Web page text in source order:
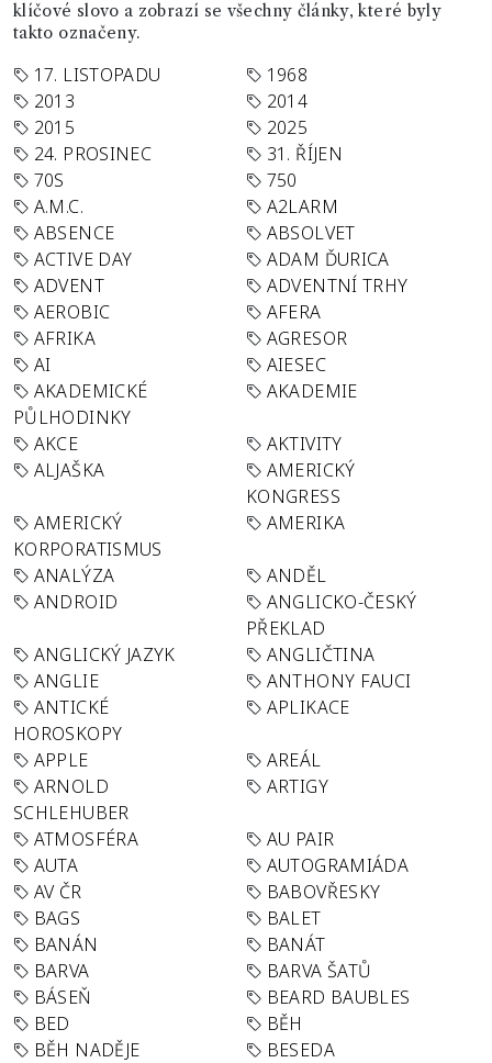
klíčové slovo a zobrazí se všechny články, které byly
takto označeny.
17. LISTOPADU
1968
2013
2014
2015
2025
24. PROSINEC
31. ŘÍJEN
70S
750
A.M.C.
A2LARM
ABSENCE
ABSOLVET
ACTIVE DAY
ADAM ĎURICA
ADVENT
ADVENTNÍ TRHY
AEROBIC
AFERA
AFRIKA
AGRESOR
AI
AIESEC
AKADEMICKÉ
PŮLHODINKY
AKADEMIE
AKCE
AKTIVITY
ALJAŠKA
AMERICKÝ
KONGRESS
AMERICKÝ
KORPORATISMUS
AMERIKA
ANALÝZA
ANDĚL
ANDROID
ANGLICKO-ČESKÝ
PŘEKLAD
ANGLICKÝ JAZYK
ANGLIČTINA
ANGLIE
ANTHONY FAUCI
ANTICKÉ
HOROSKOPY
APLIKACE
APPLE
AREÁL
ARNOLD
SCHLEHUBER
ARTIGY
ATMOSFÉRA
AU PAIR
AUTA
AUTOGRAMIÁDA
AV ČR
BABOVŘESKY
BAGS
BALET
BANÁN
BANÁT
BARVA
BARVA ŠATŮ
BÁSEŇ
BEARD BAUBLES
BED
BĚH
BĚH NADĚJE
BESEDA